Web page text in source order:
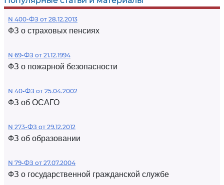
N 400-ФЗ от 28.12.2013
ФЗ о страховых пенсиях
N 69-ФЗ от 21.12.1994
ФЗ о пожарной безопасности
N 40-ФЗ от 25.04.2002
ФЗ об ОСАГО
N 273-ФЗ от 29.12.2012
ФЗ об образовании
N 79-ФЗ от 27.07.2004
ФЗ о государственной гражданской службе